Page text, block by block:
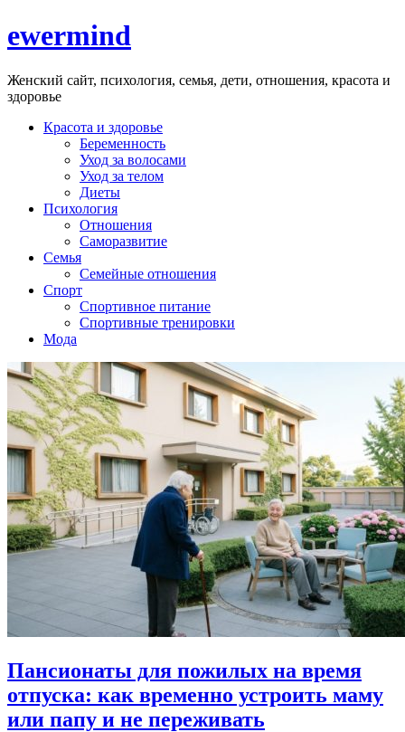
ewermind
Женский сайт, психология, семья, дети, отношения, красота и
здоровье
Красота и здоровье
Беременность
Уход за волосами
Уход за телом
Диеты
Психология
Отношения
Саморазвитие
Семья
Семейные отношения
Спорт
Спортивное питание
Спортивные тренировки
Мода
Пансионаты для пожилых на время
отпуска: как временно устроить маму
или папу и не переживать